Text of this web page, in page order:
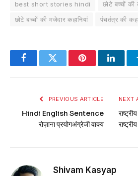
best short stories hindi
छोटे बच्चों की
छोटे बच्चों की मजेदार कहानियां
पंचतंत्र की
FacebookTwitter Pinterest
PREVIOUS ARTICLE
Hindi English Sentence
रोज़ाना प्रयोगअंग्रेजी वाक्य
NEXT
Shivam Kasyap